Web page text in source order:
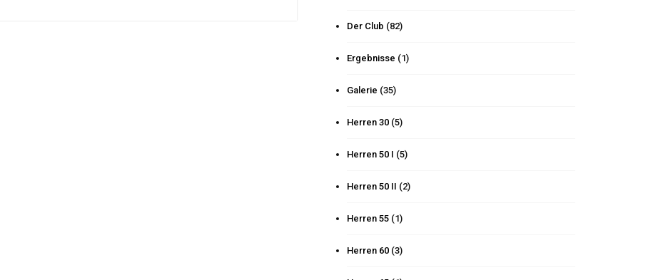
Der Club (82)
Ergebnisse (1)
Galerie (35)
Herren 30 (5)
Herren 50 I (5)
Herren 50 II (2)
Herren 55 (1)
Herren 60 (3)